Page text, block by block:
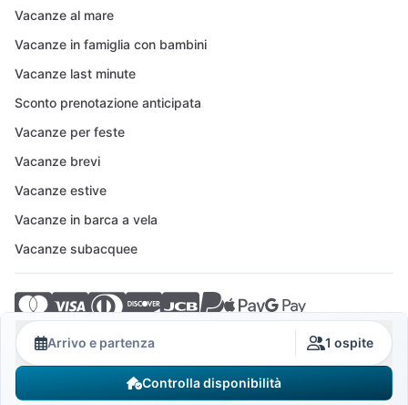
Arrivo e partenza 1 ospite
Controlla disponibilità
Vacanze al mare
Vacanze in famiglia con bambini
Vacanze last minute
Sconto prenotazione anticipata
Vacanze per feste
Vacanze brevi
Vacanze estive
Vacanze in barca a vela
Vacanze subacquee
© 2026 Crovillas GmbH